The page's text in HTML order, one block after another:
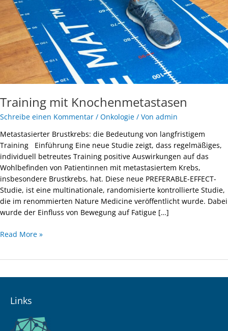
Training mit Knochenmetastasen
Schreibe einen Kommentar / Onkologie / Von admin
Metastasierter Brustkrebs: die Bedeutung von langfristigem
Training Einführung Eine neue Studie zeigt, dass regelmäßiges,
individuell betreutes Training positive Auswirkungen auf das
Wohlbefinden von Patientinnen mit metastasiertem Krebs,
insbesondere Brustkrebs, hat. Diese neue PREFERABLE-EFFECT-
Studie, ist eine multinationale, randomisierte kontrollierte Studie,
die im renommierten Nature Medicine veröffentlicht wurde. Dabei
wurde der Einfluss von Bewegung auf Fatigue […]
Read More »
Links